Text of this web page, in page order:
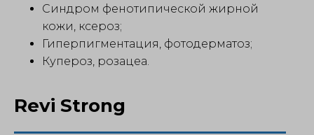
Синдром фенотипической жирной
кожи, ксероз;
Гиперпигментация, фотодерматоз;
Купероз, розацеа.
Revi Strong